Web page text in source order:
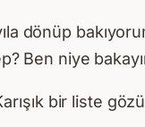
dönüp
Ben niye
bir liste